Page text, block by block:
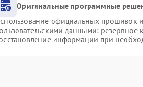
Оригинальные программные
официальных прошивок и
данными: резервное
информации при